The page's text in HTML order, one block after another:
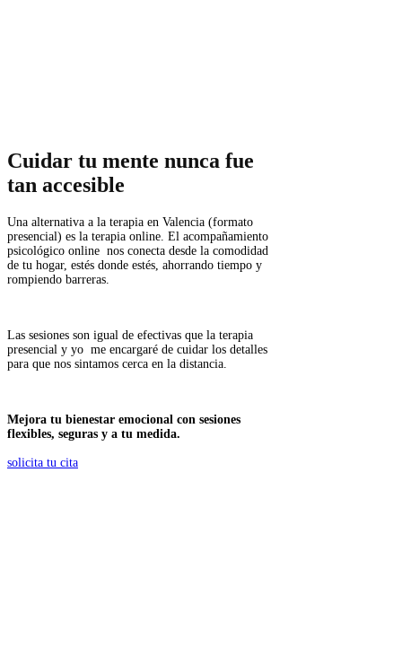
Cuidar tu mente nunca fue
tan accesible
Una alternativa a la terapia en Valencia (formato
presencial) es la terapia online. El acompañamiento
psicológico online nos conecta desde la comodidad
de tu hogar, estés donde estés, ahorrando tiempo y
rompiendo barreras.
Las sesiones son igual de efectivas que la terapia
presencial y yo me encargaré de cuidar los detalles
para que nos sintamos cerca en la distancia.
Mejora tu bienestar emocional con sesiones
flexibles, seguras y a tu medida.
solicita tu cita